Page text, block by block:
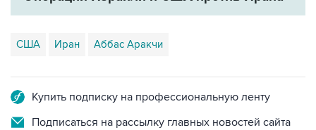
США Иран Аббас Аракчи
Купить подписку на профессиональную ленту
Подписаться на рассылку главных новостей сайта